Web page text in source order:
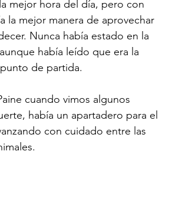
mejor hora del día, pero con
la mejor manera de aprovechar
Nunca había estado en la
había leído que era la
de partida.
cuando vimos algunos
había un apartadero para el
con cuidado entre las